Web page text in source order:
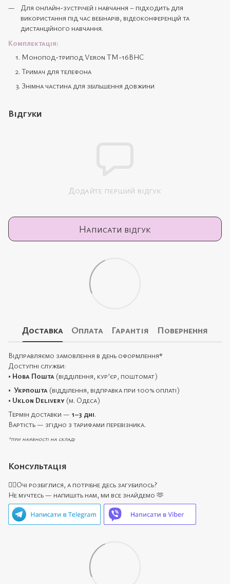
Для онлайн-зустрічей і навчання – підходить для
використання під час вебінарів, відеоконференцій та
дистанційного навчання.
Комплектація:
Монопод-трипод Veron TM-16BHC
Тримач для телефона
Знімна частина для збільшення довжини
Відгуки
Додайте перший відгук
Написати відгук
Доставка Оплата Гарантія Повернення
Відправляємо замовлення в день оформлення*
Доступні служби:
• Нова Пошта (відділення, кур’єр, поштомат)
• Укрпошта (відділення, відправка при 100% оплаті)
• Uklon Delivery (м. Одеса)
Термін доставки — 1–3 дні.
Вартість — згідно з тарифами перевізника.
*при наявності на складі
Консультація
🙋‍♀️Очі розбіглися, а потрібне десь загубилось?
Не мучтесь — напишіть нам, ми все знайдемо 🫶